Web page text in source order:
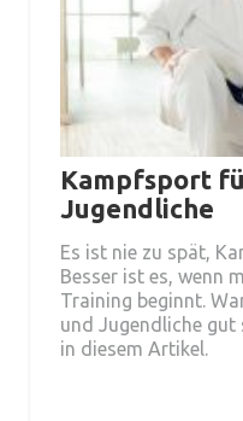
Kampfsport
Jugendliche
Es ist nie zu spät,
Besser ist es, wenn
Training beginnt.
und Jugendliche gut
in diesem Artikel.